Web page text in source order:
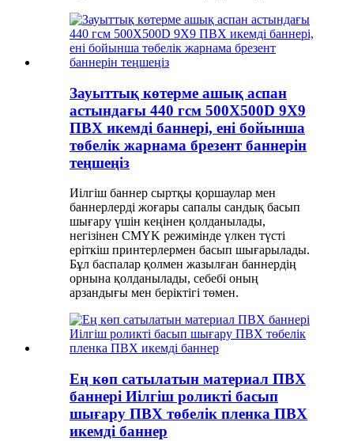
Зауыттық көтерме ашық аспан
астындағы 440 гсм 500X500D 9X9
ПВХ икемді баннері, ені бойынша
төбелік жарнама брезент баннерін
теңшеңіз
Иілгіш баннер сыртқы қоршаулар мен
баннерлерді жоғары сапалы сандық басып
шығару үшін кеңінен қолданылады,
негізінен CMYK режимінде үлкен түсті
еріткіш принтерлермен басып шығарылады.
Бұл баспалар қолмен жазылған баннердің
орнына қолданылады, себебі оның
арзандығы мен беріктігі төмен.
Ең көп сатылатын материал ПВХ
баннері Иілгіш роликті басып
шығару ПВХ төбелік пленка ПВХ
икемді баннер